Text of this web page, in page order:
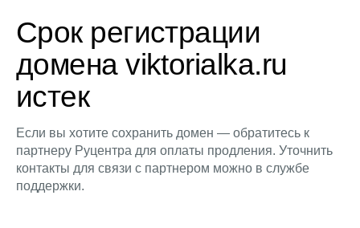
Срок регистрации
домена viktorialka.ru
истек
Если вы хотите сохранить домен — обратитесь к
партнеру Руцентра для оплаты продления. Уточнить
контакты для связи с партнером можно в службе
поддержки.